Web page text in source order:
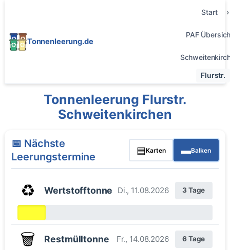
Tonnenleerung.de
Start
PAF
Flurstr.
Tonnenleerung Flurstr.
Schweitenkirchen
📅 Nächste
Leerungstermine
▤Karten ▬Balken
♻️ Wertstofftonne Di., 11.08.2026 3 Tage
🗑️ Restmülltonne Fr., 14.08.2026 6 Tage